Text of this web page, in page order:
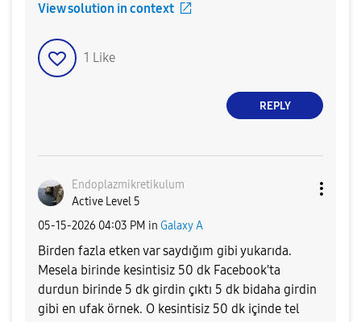
View solution in context
1 Like
REPLY
Endoplazmikretikulum
Active Level 5
‎05-15-2026 04:03 PM in Galaxy A
Birden fazla etken var saydığım gibi yukarıda.
Mesela birinde kesintisiz 50 dk Facebook'ta
durdun birinde 5 dk girdin çıktı 5 dk bidaha girdin
gibi en ufak örnek. O kesintisiz 50 dk içinde tel